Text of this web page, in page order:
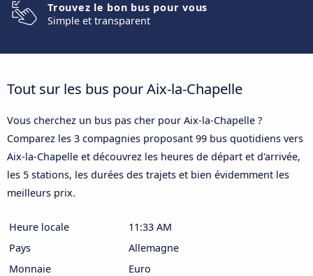
Trouvez le bon bus pour vous
Simple et transparent
Tout sur les bus pour Aix-la-Chapelle
Vous cherchez un bus pas cher pour Aix-la-Chapelle ?
Comparez les 3 compagnies proposant 99 bus quotidiens vers
Aix-la-Chapelle et découvrez les heures de départ et d'arrivée,
les 5 stations, les durées des trajets et bien évidemment les
meilleurs prix.
Heure locale
11:33 AM
Pays
Allemagne
Monnaie
Euro